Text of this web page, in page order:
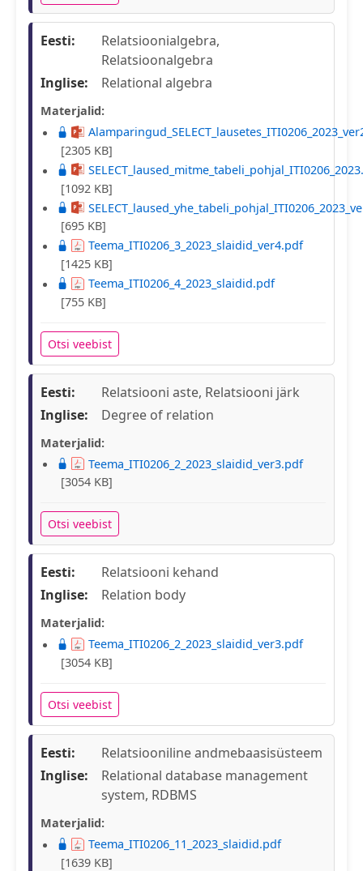
Eesti:
Relatsioonialgebra,
Relatsioonalgebra
Inglise:
Relational algebra
Materjalid:
[2305 KB]
[1092 KB]
[695 KB]
Teema_ITI0206_3_2023_slaidid_ver4.pdf
[1425 KB]
Teema_ITI0206_4_2023_slaidid.pdf
[755 KB]
Otsi veebist
Eesti:
Relatsiooni aste, Relatsiooni järk
Inglise:
Degree of relation
Materjalid:
Teema_ITI0206_2_2023_slaidid_ver3.pdf
[3054 KB]
Otsi veebist
Eesti:
Relatsiooni kehand
Inglise:
Relation body
Materjalid:
Teema_ITI0206_2_2023_slaidid_ver3.pdf
[3054 KB]
Otsi veebist
Eesti:
Relatsiooniline andmebaasisüsteem
Inglise:
Relational database management
system, RDBMS
Materjalid:
Teema_ITI0206_11_2023_slaidid.pdf
[1639 KB]